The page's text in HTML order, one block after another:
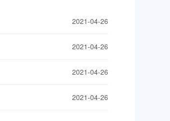
2021-04-26
2021-04-26
2021-04-26
2021-04-26